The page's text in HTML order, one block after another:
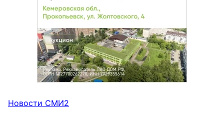
Новости СМИ2